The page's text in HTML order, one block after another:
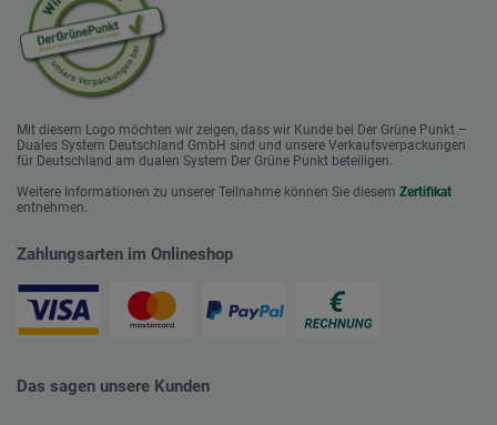
Mit diesem Logo möchten wir zeigen, dass wir Kunde bei Der Grüne Punkt –
Duales System Deutschland GmbH sind und unsere Verkaufsverpackungen
für Deutschland am dualen System Der Grüne Punkt beteiligen.
Weitere Informationen zu unserer Teilnahme können Sie diesem Zertifikat
entnehmen.
Zahlungsarten im Onlineshop
Das sagen unsere Kunden